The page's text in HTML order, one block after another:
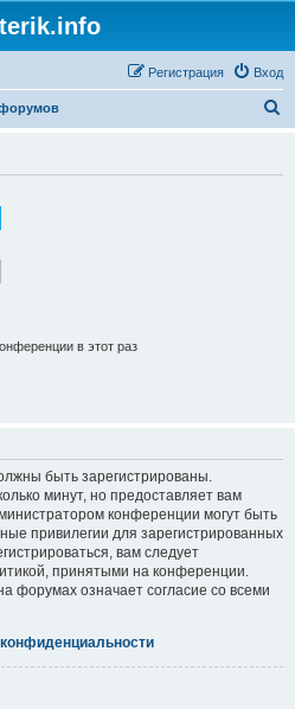
Вход
Регистрация
в этот раз
быть зарегистрированы.
минут, но предоставляет вам
конференции могут быть
привилегии для зарегистрированных
вам следует
принятыми на конференции.
форумах означает согласие со всеми